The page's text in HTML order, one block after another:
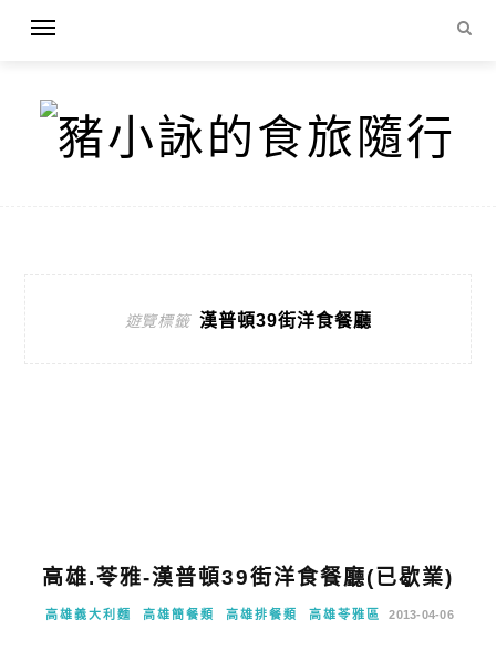
遊覽標籤 漢普頓39街洋食餐廳
高雄.苓雅-漢普頓39街洋食餐廳(已歇業)
高雄義大利麵 高雄簡餐類 高雄排餐類 高雄苓雅區 2013-04-06